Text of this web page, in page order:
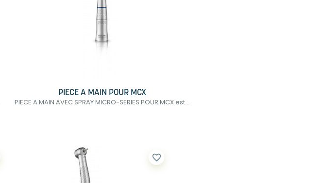
PIECE A MAIN POUR MCX
PIECE A MAIN AVEC SPRAY MICRO-SERIES POUR MCX est...
favorite_border